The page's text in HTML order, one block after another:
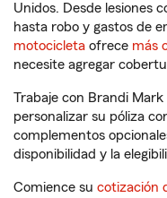
Unidos. Desde lesiones
hasta robo y gastos de
motocicleta ofrece más
necesite agregar
Trabaje con Brandi
personalizar su póliza
complementos
disponibilidad y la
Comience su cotización